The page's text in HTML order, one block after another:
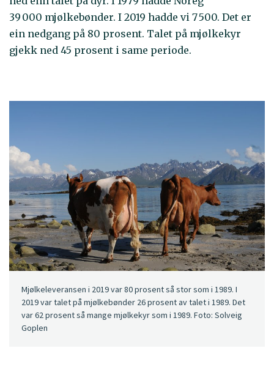
39 000 mjølkebønder. I 2019 hadde vi 7 500. Det er
ein nedgang på 80 prosent. Talet på mjølkekyr
gjekk ned 45 prosent i same periode.
Mjølkeleveransen i 2019 var 80 prosent så stor som i 1989. I
2019 var talet på mjølkebønder 26 prosent av talet i 1989. Det
var 62 prosent så mange mjølkekyr som i 1989. Foto: Solveig
Goplen